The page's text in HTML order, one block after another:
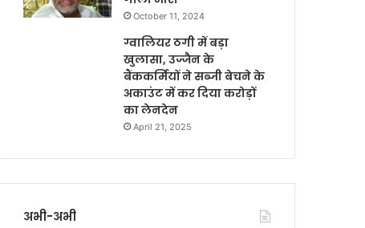
October 11, 2024
ग्वालियर ठगी में बड़ा
खुलासा, उज्जैन के
बैंककर्मियों ने सब्जी बेचने के
अकाउंट में कर दिया करोड़ों
का लेनदेन
April 21, 2025
अभी-अभी